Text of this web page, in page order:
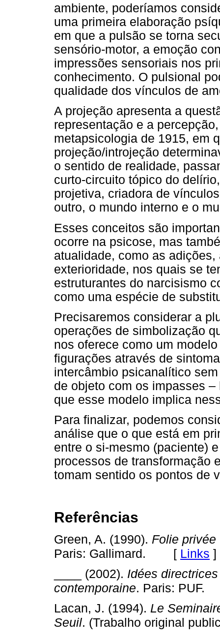
ambiente, poderíamos
uma primeira elaboração
em que a pulsão se torna
sensório-motor, a emoção
impressões sensoriais nos
conhecimento. O pulsional
qualidade dos vínculos de
A projeção apresenta a
representação e a
metapsicologia de 1915, em
projeção/introjeção
o sentido de realidade,
curto-circuito tópico do
projetiva, criadora de
outro, o mundo interno e o
Esses conceitos são
ocorre na psicose, mas
atualidade, como as
exterioridade, nos quais se
estruturantes do narcisismo
como uma espécie de
Precisaremos considerar a
operações de simbolização
nos oferece como um
figurações através de
intercâmbio psicanalítico
de objeto com os impasses
que esse modelo implica
Para finalizar, podemos
análise que o que está em
entre o si-mesmo (paciente)
processos de transformação
tomam sentido os pontos de
Referências
Green, A. (1990). Folie
Paris: Gallimard. [ Links ]
____ (2002). Idées
contemporaine. Paris: PUF.
Lacan, J. (1994). Le
Seuil. (Trabalho original